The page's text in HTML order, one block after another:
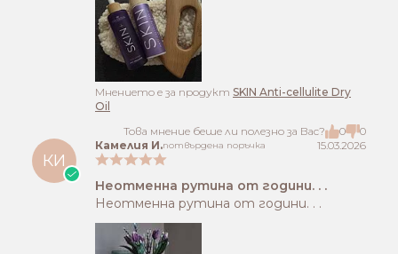
Mнението е за продукт SKIN Anti-cellulite Dry
Oil
Това мнение беше ли полезно за Вас?
0 0
КИ
Камелия И.потвърдена поръчка 15.03.2026
Неотменна рутина от години. . .
Неотменна рутина от години. . .